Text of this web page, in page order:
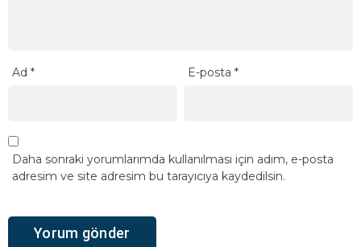
Ad * E-posta*
Daha sonraki yorumlarımda kullanılması için adım, e-posta
adresim ve site adresim bu tarayıcıya kaydedilsin.